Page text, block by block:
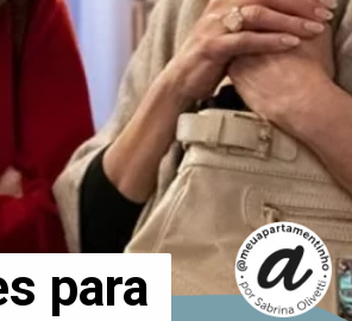
para
para